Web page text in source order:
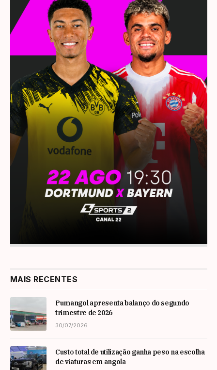
MAIS RECENTES
Pumangol apresenta balanço do segundo
trimestre de 2026
30/07/2026
Custo total de utilização ganha peso na escolha
de viaturas em angola